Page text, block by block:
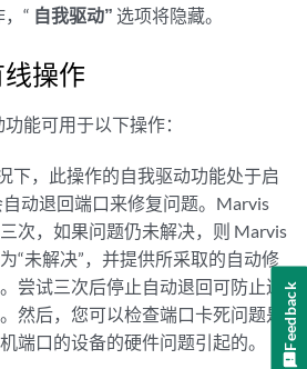
“ 自我驱动” 选项将隐藏。
操作
能可用于以下操作：
下，此操作的自我驱动功能处于启
动退回端口来修复问题。Marvis
次，如果问题仍未解决，则 Marvis
“未解决”，并提供所采取的自动修
尝试三次后停止自动退回可防止连
然后，您可以检查端口卡死问题是
端口的设备的硬件问题引起的。
Feedback